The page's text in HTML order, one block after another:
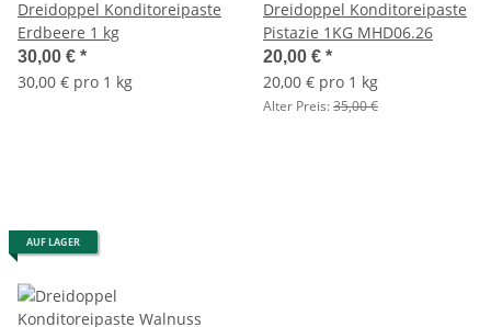
Dreidoppel Konditoreipaste
Erdbeere 1 kg
30,00 € *
30,00 € pro 1 kg
Dreidoppel Konditoreipaste
Pistazie 1KG MHD06.26
20,00 € *
20,00 € pro 1 kg
Alter Preis:35,00 €
AUF LAGER